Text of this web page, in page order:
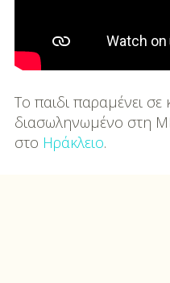
Διατροφής
To παιδι παραμένει
διασωληνωμένο στη
στο Ηράκλειο.